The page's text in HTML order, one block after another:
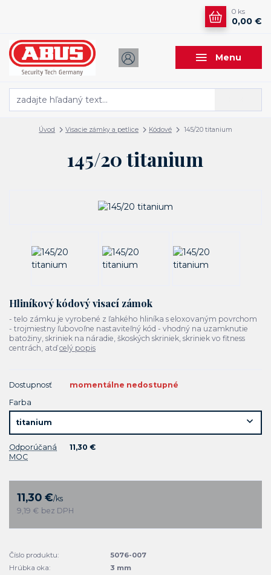
Menu
0 ks
0,00 €
Úvod Visacie zámky a petlice Kódové 145/20 titanium
145/20 titanium
Hliníkový kódový visací zámok
- telo zámku je vyrobené z ľahkého hliníka s eloxovaným povrchom
- trojmiestny ľubovoľne nastaviteľný kód - vhodný na uzamknutie
batožiny, skriniek na náradie, škoských skriniek, skriniek vo fitness
centrách, atďcelý popis
Dostupnosť
momentálne nedostupné
Farba
Odporúčaná
MOC
11,30 €
11,30 €/ks
9,19 € bez DPH
Číslo produktu:
5076-007
Hrúbka oka:
3 mm